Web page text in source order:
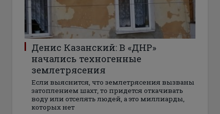
Денис Казанский: В «ДНР»
начались техногенные
землетрясения
Если выяснится, что землетрясения вызваны
затоплением шахт, то придется откачивать
воду или отселять людей, а это миллиарды,
которых нет